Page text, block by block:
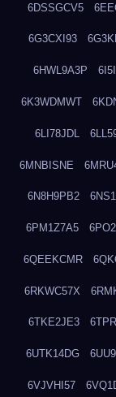
6DSSGCV5
6G3CXI93
6HWL9A3P
6K3WDMWT
6LI78JDL
6MNBISNE
6N8H9PB2
6PM1Z7A5
6QEEKCMR
6RKWC57X
6TKE2JE3
6UTK14DG
6VJVHI57